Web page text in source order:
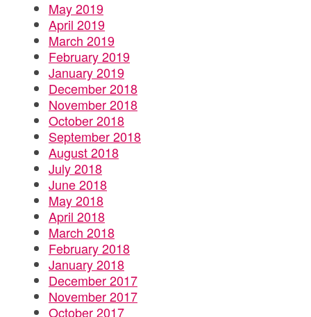
May 2019
April 2019
March 2019
February 2019
January 2019
December 2018
November 2018
October 2018
September 2018
August 2018
July 2018
June 2018
May 2018
April 2018
March 2018
February 2018
January 2018
December 2017
November 2017
October 2017